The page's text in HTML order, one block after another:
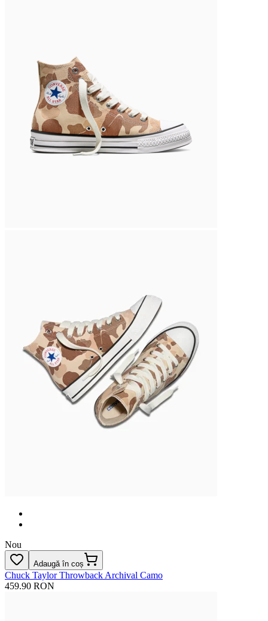
Nou
Adaugă în coș
Chuck Taylor Throwback Archival Camo
459.90 RON